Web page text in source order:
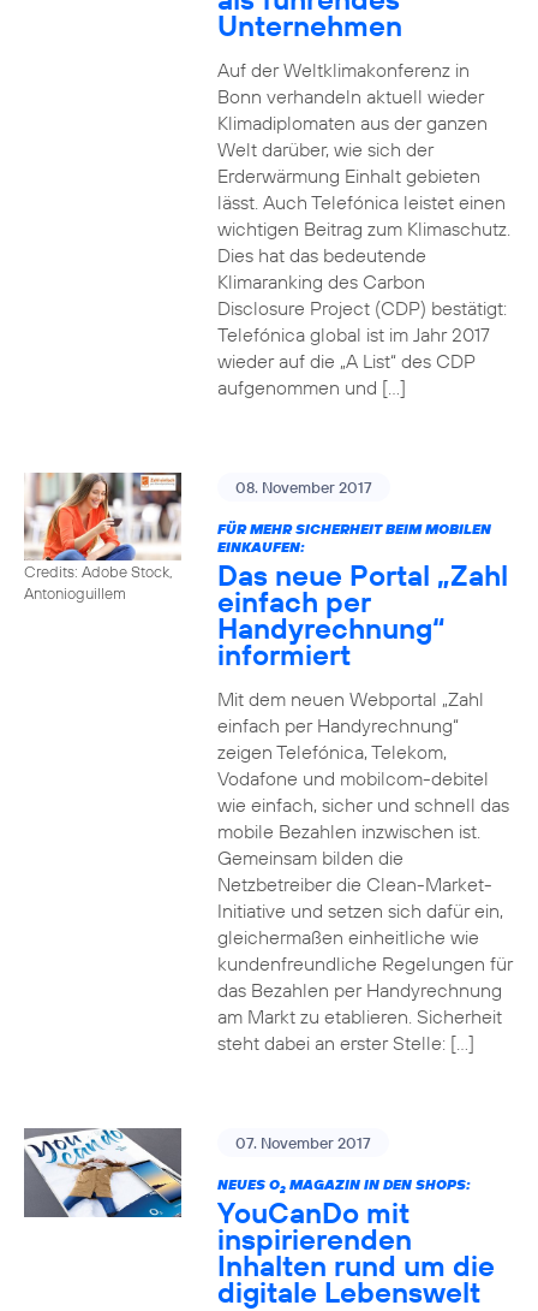
Unternehmen
Auf der Weltklimakonferenz in
Bonn verhandeln aktuell wieder
Klimadiplomaten aus der ganzen
Welt darüber, wie sich der
Erderwärmung Einhalt gebieten
lässt. Auch Telefónica leistet einen
wichtigen Beitrag zum Klimaschutz.
Dies hat das bedeutende
Klimaranking des Carbon
Disclosure Project (CDP) bestätigt:
Telefónica global ist im Jahr 2017
wieder auf die „A List“ des CDP
aufgenommen und […]
Credits: Adobe Stock,
Antonioguillem
08. November 2017
FÜR MEHR SICHERHEIT BEIM MOBILEN
EINKAUFEN:
Das neue Portal „Zahl
einfach per
Handyrechnung“
informiert
Mit dem neuen Webportal „Zahl
einfach per Handyrechnung“
zeigen Telefónica, Telekom,
Vodafone und mobilcom-debitel
wie einfach, sicher und schnell das
mobile Bezahlen inzwischen ist.
Gemeinsam bilden die
Netzbetreiber die Clean-Market-
Initiative und setzen sich dafür ein,
gleichermaßen einheitliche wie
kundenfreundliche Regelungen für
das Bezahlen per Handyrechnung
am Markt zu etablieren. Sicherheit
steht dabei an erster Stelle: […]
07. November 2017
NEUES O2MAGAZIN IN DEN SHOPS:
YouCanDo mit
inspirierenden
Inhalten rund um die
digitale Lebenswelt